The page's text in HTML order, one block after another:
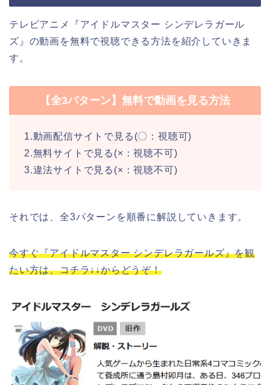
テレビアニメ『アイドルマスター シンデレラガール
ズ』の動画を無料で視聴できる方法を紹介していきま
す。
【全3パターン】無料で動画を見る方法
1.動画配信サイトで見る(〇：視聴可)
2.無料サイトで見る(×：視聴不可)
3.違法サイトで見る(×：視聴不可)
それでは、全3パターンを順番に解説していきます。
今すぐ『アイドルマスター シンデレラガールズ』を観
たい方は、コチラ↓↓からどうぞ！